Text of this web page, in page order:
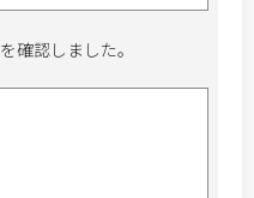
を確認しました。